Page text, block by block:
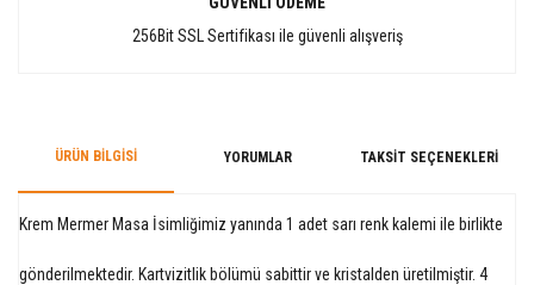
256Bit SSL Sertifikası ile güvenli alışveriş
ÜRÜN BILGISI YORUMLAR TAKSIT SEÇENEKLERI
Krem Mermer Masa İsimliğimiz yanında 1 adet sarı renk kalemi ile birlikte
gönderilmektedir. Kartvizitlik bölümü sabittir ve kristalden üretilmiştir. 4